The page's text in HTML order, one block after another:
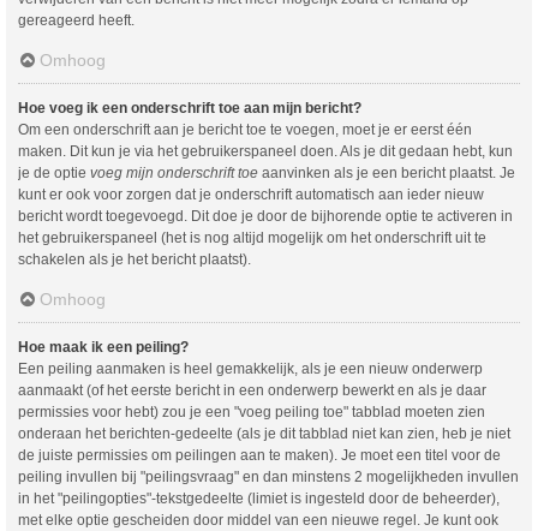
gereageerd heeft.
Omhoog
Hoe voeg ik een onderschrift toe aan mijn bericht?
Om een onderschrift aan je bericht toe te voegen, moet je er eerst één
maken. Dit kun je via het gebruikerspaneel doen. Als je dit gedaan hebt, kun
je de optie voeg mijn onderschrift toe aanvinken als je een bericht plaatst. Je
kunt er ook voor zorgen dat je onderschrift automatisch aan ieder nieuw
bericht wordt toegevoegd. Dit doe je door de bijhorende optie te activeren in
het gebruikerspaneel (het is nog altijd mogelijk om het onderschrift uit te
schakelen als je het bericht plaatst).
Omhoog
Hoe maak ik een peiling?
Een peiling aanmaken is heel gemakkelijk, als je een nieuw onderwerp
aanmaakt (of het eerste bericht in een onderwerp bewerkt en als je daar
permissies voor hebt) zou je een "voeg peiling toe" tabblad moeten zien
onderaan het berichten-gedeelte (als je dit tabblad niet kan zien, heb je niet
de juiste permissies om peilingen aan te maken). Je moet een titel voor de
peiling invullen bij "peilingsvraag" en dan minstens 2 mogelijkheden invullen
in het "peilingopties"-tekstgedeelte (limiet is ingesteld door de beheerder),
met elke optie gescheiden door middel van een nieuwe regel. Je kunt ook